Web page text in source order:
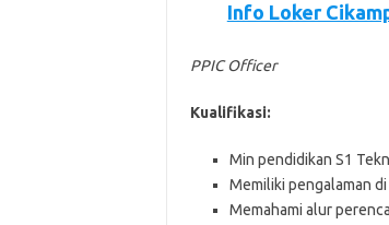
Info Loker
PPIC Officer
Kualifikasi:
Min pendidikan S1
Memiliki pengalaman
Memahami alur